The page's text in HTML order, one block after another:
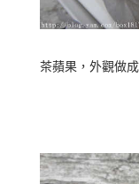
茶蘋果，外觀做